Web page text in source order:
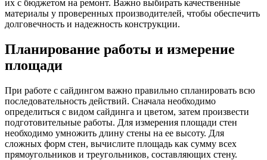
их с бюджетом на ремонт. Важно выбирать качественные
материалы у проверенных производителей, чтобы обеспечить
долговечность и надежность конструкции.
Планирование работы и измерение
площади
При работе с сайдингом важно правильно спланировать всю
последовательность действий. Сначала необходимо
определиться с видом сайдинга и цветом, затем произвести
подготовительные работы. Для измерения площади стен
необходимо умножить длину стены на ее высоту. Для
сложных форм стен, вычислите площадь как сумму всех
прямоугольников и треугольников, составляющих стену.